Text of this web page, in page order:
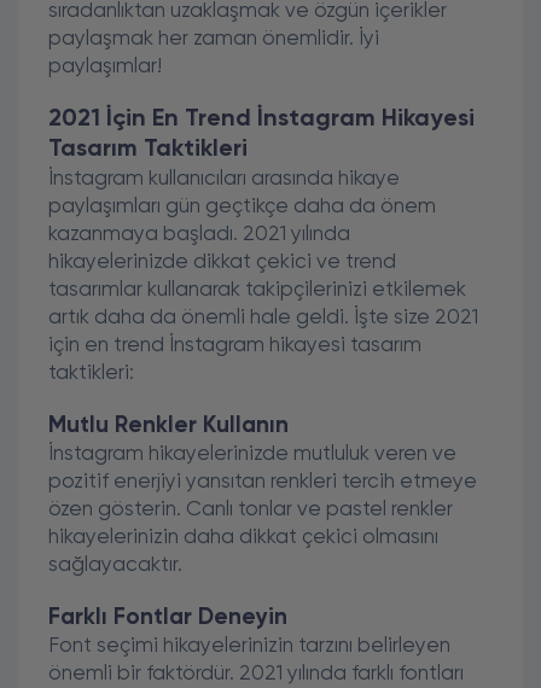
sıradanlıktan uzaklaşmak ve özgün içerikler
paylaşmak her zaman önemlidir. İyi
paylaşımlar!
2021 İçin En Trend İnstagram Hikayesi
Tasarım Taktikleri
İnstagram kullanıcıları arasında hikaye
paylaşımları gün geçtikçe daha da önem
kazanmaya başladı. 2021 yılında
hikayelerinizde dikkat çekici ve trend
tasarımlar kullanarak takipçilerinizi etkilemek
artık daha da önemli hale geldi. İşte size 2021
için en trend İnstagram hikayesi tasarım
taktikleri:
Mutlu Renkler Kullanın
İnstagram hikayelerinizde mutluluk veren ve
pozitif enerjiyi yansıtan renkleri tercih etmeye
özen gösterin. Canlı tonlar ve pastel renkler
hikayelerinizin daha dikkat çekici olmasını
sağlayacaktır.
Farklı Fontlar Deneyin
Font seçimi hikayelerinizin tarzını belirleyen
önemli bir faktördür. 2021 yılında farklı fontları